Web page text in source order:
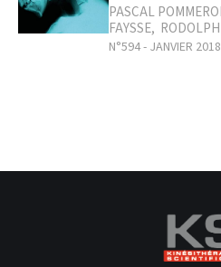
PASCAL
FAYSSE,
N°594 - JANVIER 2018